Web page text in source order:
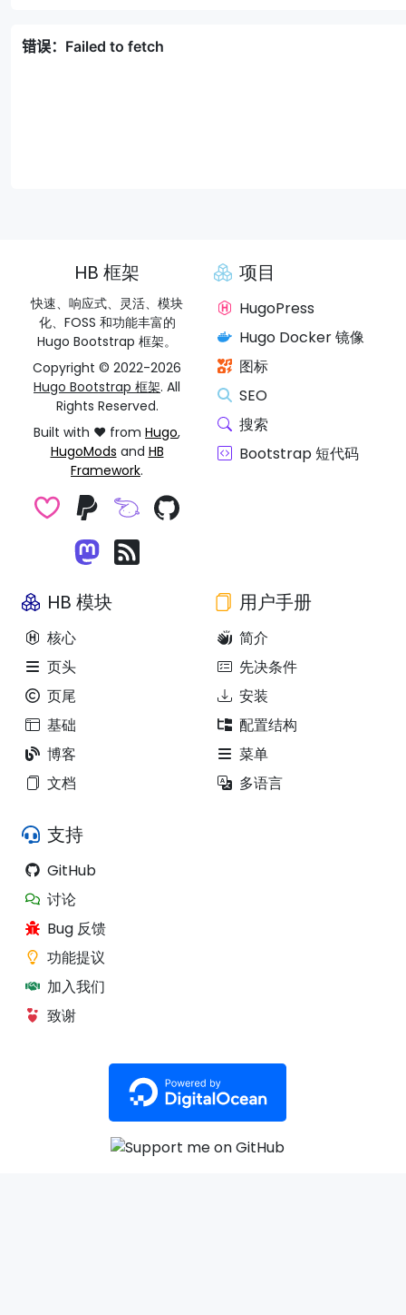
HB 框架
快速、响应式、灵活、模块
化、FOSS 和功能丰富的
Hugo Bootstrap 框架。
Copyright © 2022-2026
Hugo Bootstrap 框架. All
Rights Reserved.
Built with ❤️ from Hugo,
HugoMods and HB
Framework.
项目
HugoPress
Hugo Docker 镜像
图标
SEO
搜索
Bootstrap 短代码
HB 模块
核心
页头
页尾
基础
博客
文档
用户手册
简介
先决条件
安装
配置结构
菜单
多语言
支持
GitHub
讨论
Bug 反馈
功能提议
加入我们
致谢